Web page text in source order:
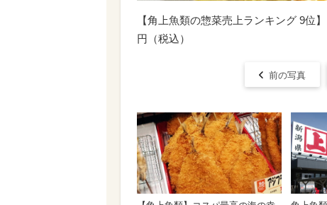
【角上魚類の惣菜売上ランキング 9
円（税込）
前の写真